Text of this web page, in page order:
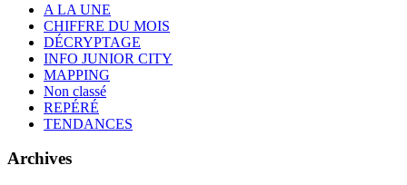
A LA UNE
CHIFFRE DU MOIS
DÉCRYPTAGE
INFO JUNIOR CITY
MAPPING
Non classé
REPÉRÉ
TENDANCES
Archives